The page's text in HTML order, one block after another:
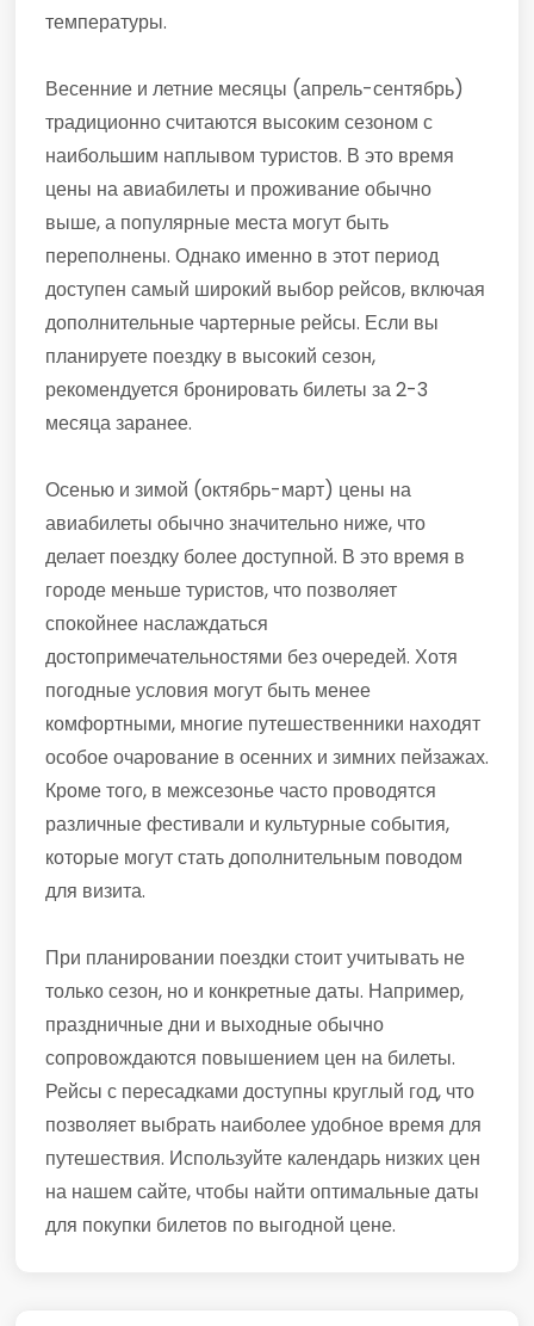
температуры.
Весенние и летние месяцы (апрель-сентябрь)
традиционно считаются высоким сезоном с
наибольшим наплывом туристов. В это время
цены на авиабилеты и проживание обычно
выше, а популярные места могут быть
переполнены. Однако именно в этот период
доступен самый широкий выбор рейсов, включая
дополнительные чартерные рейсы. Если вы
планируете поездку в высокий сезон,
рекомендуется бронировать билеты за 2-3
месяца заранее.
Осенью и зимой (октябрь-март) цены на
авиабилеты обычно значительно ниже, что
делает поездку более доступной. В это время в
городе меньше туристов, что позволяет
спокойнее наслаждаться
достопримечательностями без очередей. Хотя
погодные условия могут быть менее
комфортными, многие путешественники находят
особое очарование в осенних и зимних пейзажах.
Кроме того, в межсезонье часто проводятся
различные фестивали и культурные события,
которые могут стать дополнительным поводом
для визита.
При планировании поездки стоит учитывать не
только сезон, но и конкретные даты. Например,
праздничные дни и выходные обычно
сопровождаются повышением цен на билеты.
Рейсы с пересадками доступны круглый год, что
позволяет выбрать наиболее удобное время для
путешествия. Используйте календарь низких цен
на нашем сайте, чтобы найти оптимальные даты
для покупки билетов по выгодной цене.